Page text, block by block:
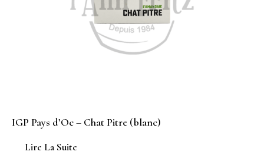
IGP Pays d’Oc – Chat Pitre (blanc)
Lire La Suite